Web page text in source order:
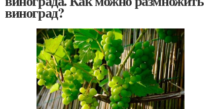
виноград?